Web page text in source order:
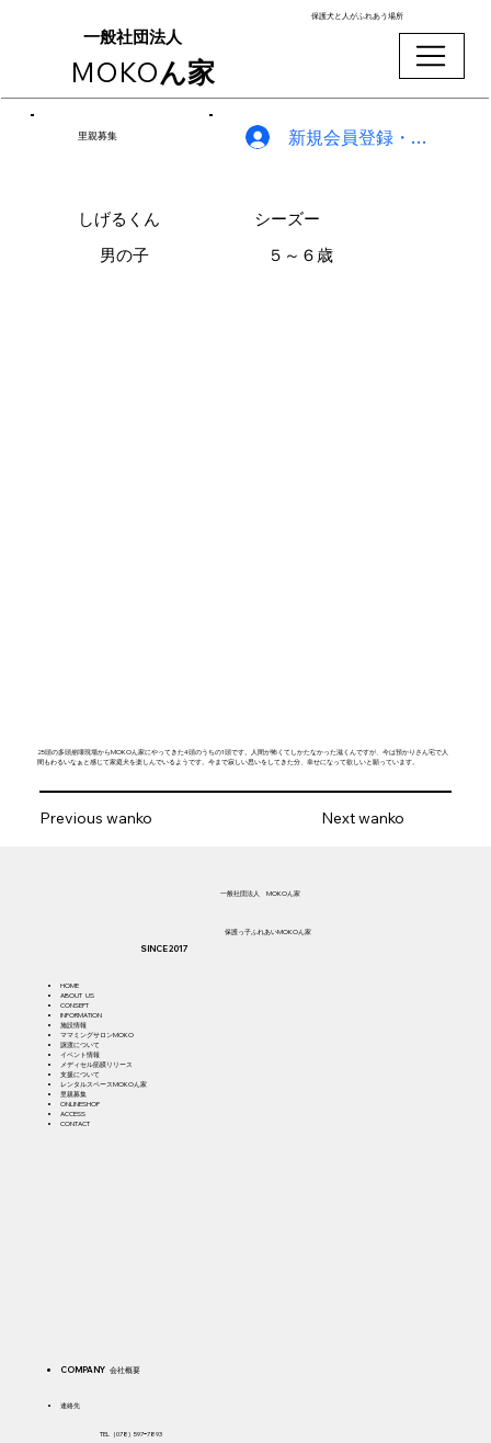
一般社団法人
MOKOん家
里親募集
保護犬と人がふれあう場所
新規会員登録・ログイン
しげるくん
男の子
シーズー
５～６歳
25頭の多頭崩壊現場からMOKOん家にやってきた4頭のうちの1頭です。人間が怖くてしかたなかった滋くんですが、今は預かりさん宅で人
間もわるいなぁと感じて家庭犬を楽しんでいるようです。今まで寂しい思いをしてきた分、幸せになって欲しいと願っています。
Previous wanko Next wanko
​一般社団法人 MOKOん家
HOME
ABOUT US
CONSEPT
INFORMATION
施設情報
ママミングサロンMOKO
譲渡について
イベント情報
メディセル筋膜リリース
支援について
​レ ンタルスペースMOKOん家
​里親募集
ONLINESHOP
ACCESS
CONTACT
SINCE 2017
​保護っ子ふれあいMOKOん家
COMPANY 会社概要
​連絡先
TEL（078) 597ｰ7893